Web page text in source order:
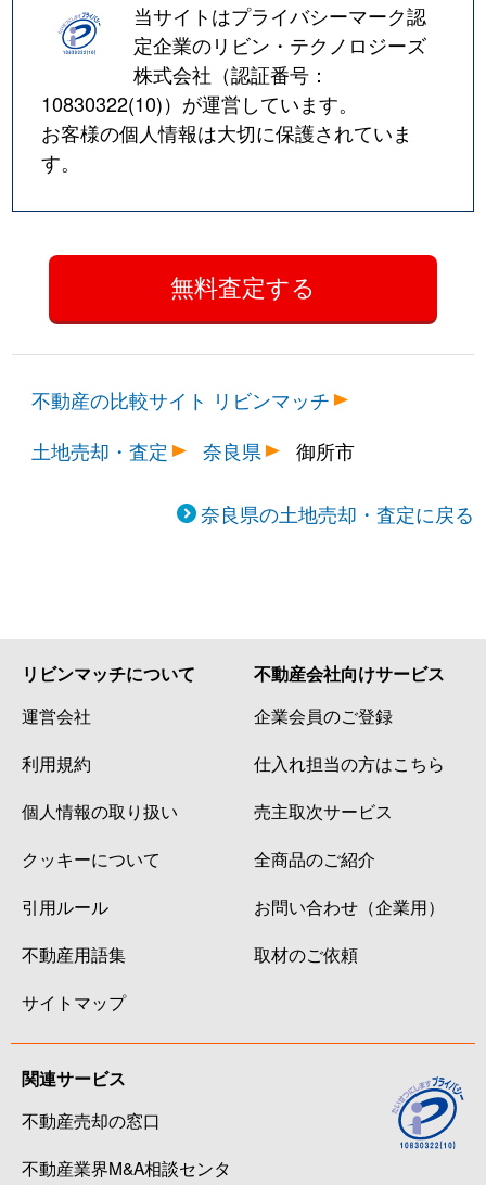
当サイトはプライバシーマーク認
定企業のリビン・テクノロジーズ
株式会社（認証番号：
10830322(10)）が運営しています。
お客様の個人情報は大切に保護されていま
す。
不動産の比較サイト リビンマッチ
土地売却・査定
奈良県 御所市
奈良県の土地売却・査定に戻る
リビンマッチについて
運営会社
利用規約
個人情報の取り扱い
クッキーについて
引用ルール
不動産用語集
サイトマップ
不動産会社向けサービス
企業会員のご登録
仕入れ担当の方はこちら
売主取次サービス
全商品のご紹介
お問い合わせ（企業用）
取材のご依頼
関連サービス
不動産売却の窓口
不動産業界M&A相談センタ